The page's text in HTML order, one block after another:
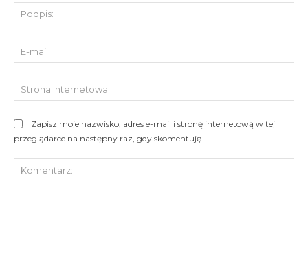
Zapisz moje nazwisko, adres e-mail i stronę internetową w tej
przeglądarce na następny raz, gdy skomentuję.